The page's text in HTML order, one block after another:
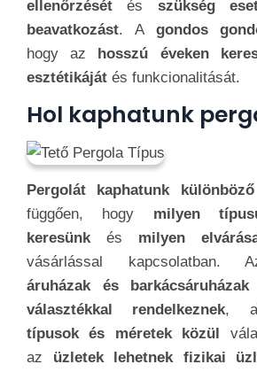
ellenőrzését és szükség
beavatkozást. A gondos
hogy az hosszú éveken
esztétikáját és funkcionalitását.
Hol kaphatunk
Pergolát kaphatunk
függően, hogy milyen
keresünkés milyen
vásárlással kapcsolatban.
áruházak és barkácsáruházak
választékkal rendelkeznek,
típusok és méretek közül
az üzletek lehetnek fizikai